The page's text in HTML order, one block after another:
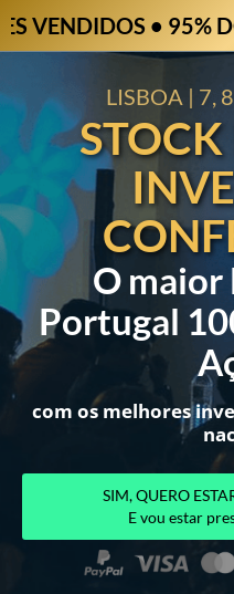
• 95%
LISBOA | 7,
O maior
Portugal
com os melhores
SIM, QUERO
E vou estar